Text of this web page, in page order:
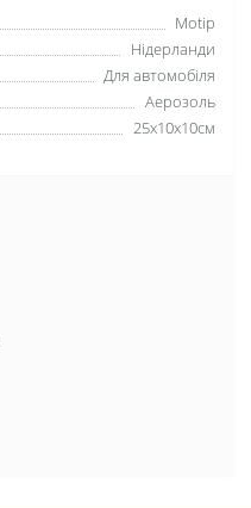
Motip
Нідерланди
Для автомобіля
Аерозоль
25х10х10см